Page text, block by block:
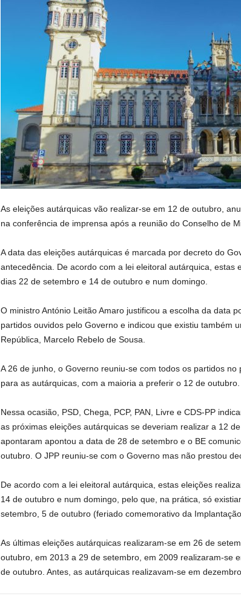
As eleições autárquicas vão realizar-se em 12 de outubro,
na conferência de imprensa após a reunião do Conselho de
A data das eleições autárquicas é marcada por decreto do
antecedência. De acordo com a lei eleitoral autárquica, estas
dias 22 de setembro e 14 de outubro e num domingo.
O ministro António Leitão Amaro justificou a escolha da data
partidos ouvidos pelo Governo e indicou que existiu também
República, Marcelo Rebelo de Sousa.
A 26 de junho, o Governo reuniu-se com todos os partidos
para as autárquicas, com a maioria a preferir o 12 de outubro.
Nessa ocasião, PSD, Chega, PCP, PAN, Livre e CDS-PP
as próximas eleições autárquicas se deveriam realizar a 12
apontaram apontou a data de 28 de setembro e o BE
outubro. O JPP reuniu-se com o Governo mas não prestou
De acordo com a lei eleitoral autárquica, estas eleições
14 de outubro e num domingo, pelo que, na prática, só
setembro, 5 de outubro (feriado comemorativo da
As últimas eleições autárquicas realizaram-se em 26 de
outubro, em 2013 a 29 de setembro, em 2009 realizaram-se
de outubro. Antes, as autárquicas realizavam-se em dezembro.